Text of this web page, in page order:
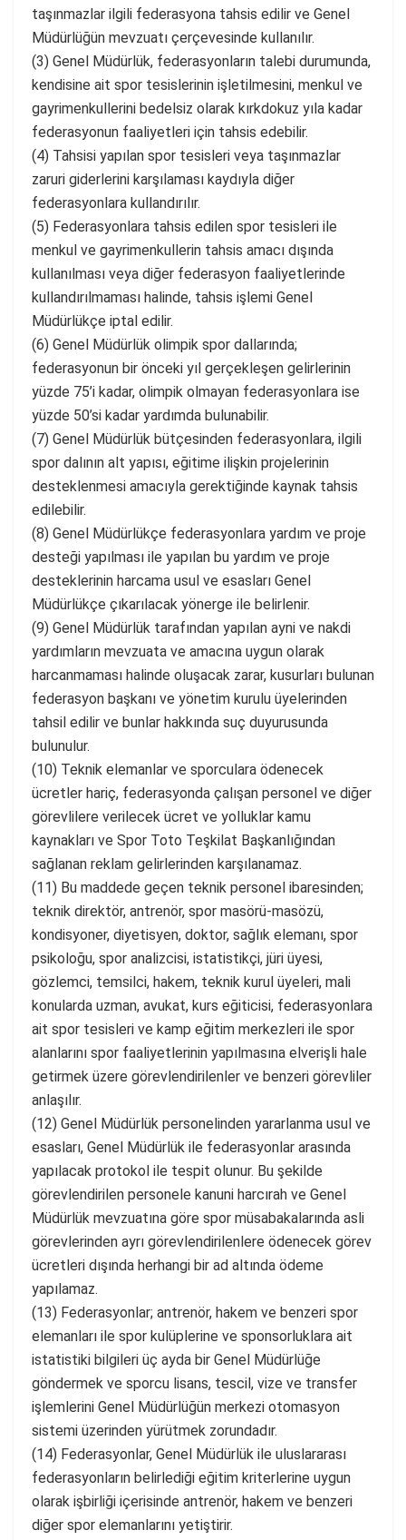
taşınmazlar ilgili federasyona tahsis edilir ve Genel
Müdürlüğün mevzuatı çerçevesinde kullanılır.
(3) Genel Müdürlük, federasyonların talebi durumunda,
kendisine ait spor tesislerinin işletilmesini, menkul ve
gayrimenkullerini bedelsiz olarak kırkdokuz yıla kadar
federasyonun faaliyetleri için tahsis edebilir.
(4) Tahsisi yapılan spor tesisleri veya taşınmazlar
zaruri giderlerini karşılaması kaydıyla diğer
federasyonlara kullandırılır.
(5) Federasyonlara tahsis edilen spor tesisleri ile
menkul ve gayrimenkullerin tahsis amacı dışında
kullanılması veya diğer federasyon faaliyetlerinde
kullandırılmaması halinde, tahsis işlemi Genel
Müdürlükçe iptal edilir.
(6) Genel Müdürlük olimpik spor dallarında;
federasyonun bir önceki yıl gerçekleşen gelirlerinin
yüzde 75’i kadar, olimpik olmayan federasyonlara ise
yüzde 50’si kadar yardımda bulunabilir.
(7) Genel Müdürlük bütçesinden federasyonlara, ilgili
spor dalının alt yapısı, eğitime ilişkin projelerinin
desteklenmesi amacıyla gerektiğinde kaynak tahsis
edilebilir.
(8) Genel Müdürlükçe federasyonlara yardım ve proje
desteği yapılması ile yapılan bu yardım ve proje
desteklerinin harcama usul ve esasları Genel
Müdürlükçe çıkarılacak yönerge ile belirlenir.
(9) Genel Müdürlük tarafından yapılan ayni ve nakdi
yardımların mevzuata ve amacına uygun olarak
harcanmaması halinde oluşacak zarar, kusurları bulunan
federasyon başkanı ve yönetim kurulu üyelerinden
tahsil edilir ve bunlar hakkında suç duyurusunda
bulunulur.
(10) Teknik elemanlar ve sporculara ödenecek
ücretler hariç, federasyonda çalışan personel ve diğer
görevlilere verilecek ücret ve yolluklar kamu
kaynakları ve Spor Toto Teşkilat Başkanlığından
sağlanan reklam gelirlerinden karşılanamaz.
(11) Bu maddede geçen teknik personel ibaresinden;
teknik direktör, antrenör, spor masörü-masözü,
kondisyoner, diyetisyen, doktor, sağlık elemanı, spor
psikoloğu, spor analizcisi, istatistikçi, jüri üyesi,
gözlemci, temsilci, hakem, teknik kurul üyeleri, mali
konularda uzman, avukat, kurs eğiticisi, federasyonlara
ait spor tesisleri ve kamp eğitim merkezleri ile spor
alanlarını spor faaliyetlerinin yapılmasına elverişli hale
getirmek üzere görevlendirilenler ve benzeri görevliler
anlaşılır.
(12) Genel Müdürlük personelinden yararlanma usul ve
esasları, Genel Müdürlük ile federasyonlar arasında
yapılacak protokol ile tespit olunur. Bu şekilde
görevlendirilen personele kanuni harcırah ve Genel
Müdürlük mevzuatına göre spor müsabakalarında asli
görevlerinden ayrı görevlendirilenlere ödenecek görev
ücretleri dışında herhangi bir ad altında ödeme
yapılamaz.
(13) Federasyonlar; antrenör, hakem ve benzeri spor
elemanları ile spor kulüplerine ve sponsorluklara ait
istatistiki bilgileri üç ayda bir Genel Müdürlüğe
göndermek ve sporcu lisans, tescil, vize ve transfer
işlemlerini Genel Müdürlüğün merkezi otomasyon
sistemi üzerinden yürütmek zorundadır.
(14) Federasyonlar, Genel Müdürlük ile uluslararası
federasyonların belirlediği eğitim kriterlerine uygun
olarak işbirliği içerisinde antrenör, hakem ve benzeri
diğer spor elemanlarını yetiştirir.